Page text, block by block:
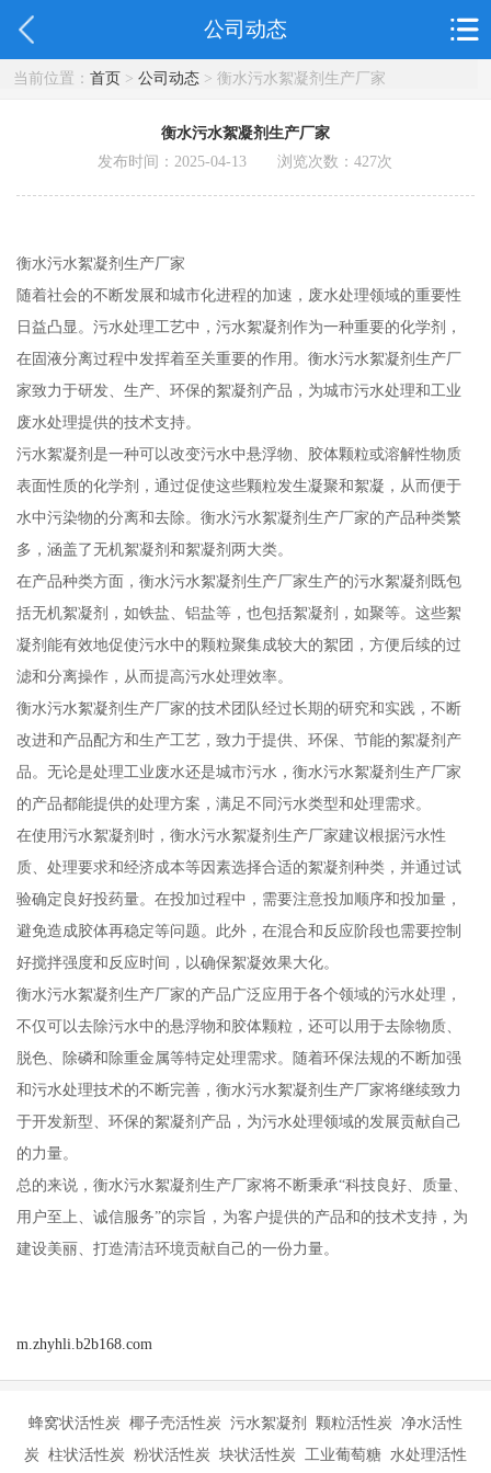
公司动态
当前位置： 首页> 公司动态> 衡水污水絮凝剂生产厂家
衡水污水絮凝剂生产厂家
发布时间：2025-04-13 浏览次数：427次
衡水污水絮凝剂生产厂家
随着社会的不断发展和城市化进程的加速，废水处理领域的重要性
日益凸显。污水处理工艺中，污水絮凝剂作为一种重要的化学剂，
在固液分离过程中发挥着至关重要的作用。衡水污水絮凝剂生产厂
家致力于研发、生产、环保的絮凝剂产品，为城市污水处理和工业
废水处理提供的技术支持。
污水絮凝剂是一种可以改变污水中悬浮物、胶体颗粒或溶解性物质
表面性质的化学剂，通过促使这些颗粒发生凝聚和絮凝，从而便于
水中污染物的分离和去除。衡水污水絮凝剂生产厂家的产品种类繁
多，涵盖了无机絮凝剂和絮凝剂两大类。
在产品种类方面，衡水污水絮凝剂生产厂家生产的污水絮凝剂既包
括无机絮凝剂，如铁盐、铝盐等，也包括絮凝剂，如聚等。这些絮
凝剂能有效地促使污水中的颗粒聚集成较大的絮团，方便后续的过
滤和分离操作，从而提高污水处理效率。
衡水污水絮凝剂生产厂家的技术团队经过长期的研究和实践，不断
改进和产品配方和生产工艺，致力于提供、环保、节能的絮凝剂产
品。无论是处理工业废水还是城市污水，衡水污水絮凝剂生产厂家
的产品都能提供的处理方案，满足不同污水类型和处理需求。
在使用污水絮凝剂时，衡水污水絮凝剂生产厂家建议根据污水性
质、处理要求和经济成本等因素选择合适的絮凝剂种类，并通过试
验确定良好投药量。在投加过程中，需要注意投加顺序和投加量，
避免造成胶体再稳定等问题。此外，在混合和反应阶段也需要控制
好搅拌强度和反应时间，以确保絮凝效果大化。
衡水污水絮凝剂生产厂家的产品广泛应用于各个领域的污水处理，
不仅可以去除污水中的悬浮物和胶体颗粒，还可以用于去除物质、
脱色、除磷和除重金属等特定处理需求。随着环保法规的不断加强
和污水处理技术的不断完善，衡水污水絮凝剂生产厂家将继续致力
于开发新型、环保的絮凝剂产品，为污水处理领域的发展贡献自己
的力量。
总的来说，衡水污水絮凝剂生产厂家将不断秉承“科技良好、质量、
用户至上、诚信服务”的宗旨，为客户提供的产品和的技术支持，为
建设美丽、打造清洁环境贡献自己的一份力量。
m.zhyhli.b2b168.com
蜂窝状活性炭 椰子壳活性炭 污水絮凝剂 颗粒活性炭 净水活性
炭 柱状活性炭 粉状活性炭 块状活性炭 工业葡萄糖 水处理活性